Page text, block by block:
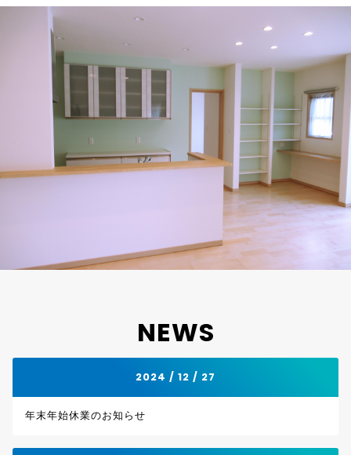
NEWS
2024 / 12 / 27
年末年始休業のお知らせ